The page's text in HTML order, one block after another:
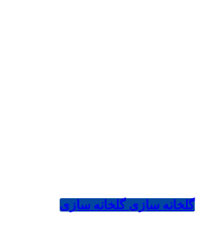
گلخانه سازی گلخانه سازی